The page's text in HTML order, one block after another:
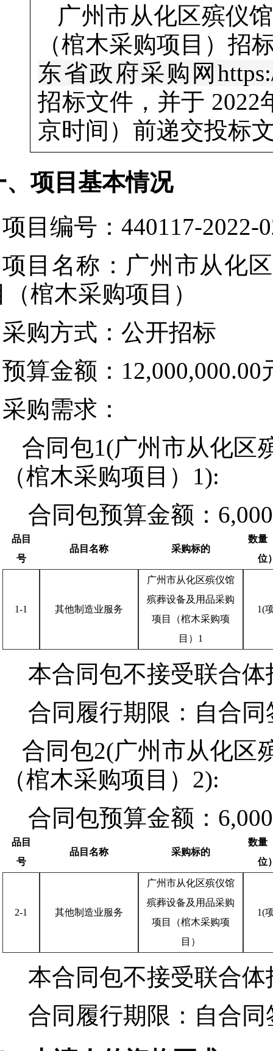
广州市从化区殡仪
（棺木采购项目）招
东省政府采购网
招标文件，并于 2022
京时间）前递交投标
、项目基本情况
项目编号：440117-2022-
项目名称：广州市从化
（棺木采购项目）
采购方式：公开招标
预算金额：12,000,000.00
采购需求：
合同包1(广州市从化区
（棺木采购项目）1):
合同包预算金额：
品目
号
品目名称 采购标的
数量
位
1-1 其他制造业服务
广州市从化区殡仪馆
殡葬设备及用品采购
项目（棺木采购项
目）1
1(
本合同包不接受联合体
合同履行期限： 自合
合同包2(广州市从化区
（棺木采购项目）2):
合同包预算金额：
品目
号
品目名称 采购标的
数量
位
2-1 其他制造业服务
广州市从化区殡仪馆
殡葬设备及用品采购
项目（棺木采购项
目）
1(
本合同包不接受联合体
合同履行期限： 自合